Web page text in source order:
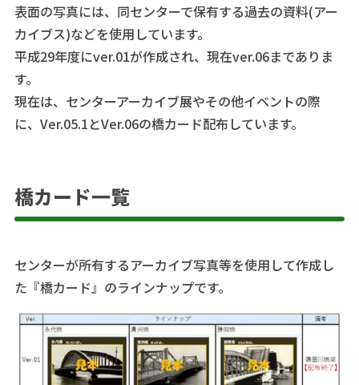
表面の写真には、同センターで保有する過去の資料(アー
カイブス)などを使用しています。
平成29年度にver.01が作成され、現在ver.06までありま
す。
現在は、センターアーカイブ展やその他イベントの際
に、Ver.05.1とVer.06の橋カード配布しています。
橋カード一覧
センターが所有するアーカイブ写真等を使用して作成し
た『橋カード』のラインナップです。